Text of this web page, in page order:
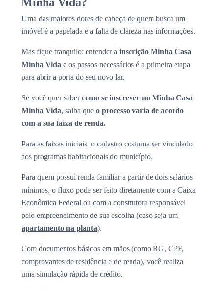
Uma das maiores dores de cabeça de quem busca um
imóvel é a papelada e a falta de clareza nas informações.
Mas fique tranquilo: entender a inscrição Minha Casa
Minha Vida e os passos necessários é a primeira etapa
para abrir a porta do seu novo lar.
Se você quer sabercomo se inscrever no Minha Casa
Minha Vida, saiba que o processo varia de acordo
com a sua faixa de renda.
Para as faixas iniciais, o cadastro costuma ser vinculado
aos programas habitacionais do município.
Para quem possui renda familiar a partir de dois salários
mínimos, o fluxo pode ser feito diretamente com a Caixa
Econômica Federal ou com a construtora responsável
pelo empreendimento de sua escolha (caso seja um
apartamento na planta).
Com documentos básicos em mãos (como RG, CPF,
comprovantes de residência e de renda), você realiza
uma simulação rápida de crédito.